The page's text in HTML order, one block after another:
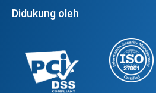
Didukung oleh